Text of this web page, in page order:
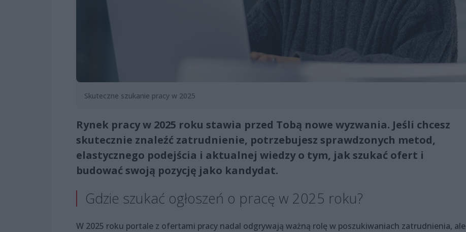
Skuteczne szukanie pracy w 2025
Rynek pracy w 2025 roku stawia przed Tobą nowe wyzwania. Jeśli chcesz
skutecznie znaleźć zatrudnienie, potrzebujesz sprawdzonych metod,
elastycznego podejścia i aktualnej wiedzy o tym, jak szukać ofert i
budować swoją pozycję jako kandydat.
Gdzie szukać ogłoszeń o pracę w 2025 roku?
W 2025 roku portale z ofertami pracy nadal odgrywają ważną rolę w poszukiwaniach zatrudnienia, ale